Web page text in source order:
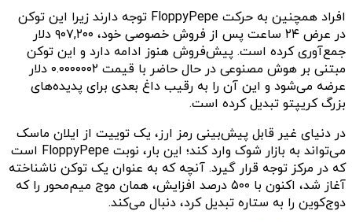
افراد همچنین به حرکت FloppyPepe توجه دارند زیرا این توکن
در عرض ۲۴ ساعت پس از فروش خصوصی خود، ۹۰۷,۲۰۰ دلار
جمع‌آوری کرده است. پیش‌فروش هنوز ادامه دارد و این توکن
مبتنی بر هوش مصنوعی در حال حاضر با قیمت ۰.۰۰۰۰۰۰۲ دلار
عرضه می‌شود و این آن را به رقیب داغ بعدی برای پدیده‌های
بزرگ کریپتو تبدیل کرده است.
در دنیای غیر قابل پیش‌بینی‌ رمز ارز، یک توییت از ایلان ماسک
می‌تواند به بازار شوک وارد کند؛ این بار، نوبت FloppyPepe است
که در مرکز توجه قرار گیرد. آنچه که به عنوان یک توکن ناشناخته
آغاز شد، اکنون با ۵۰۰ درصد افزایش، همان موج میم‌محور را که
دوج‌کوین را به ستاره تبدیل کرد، دنبال می‌کند.